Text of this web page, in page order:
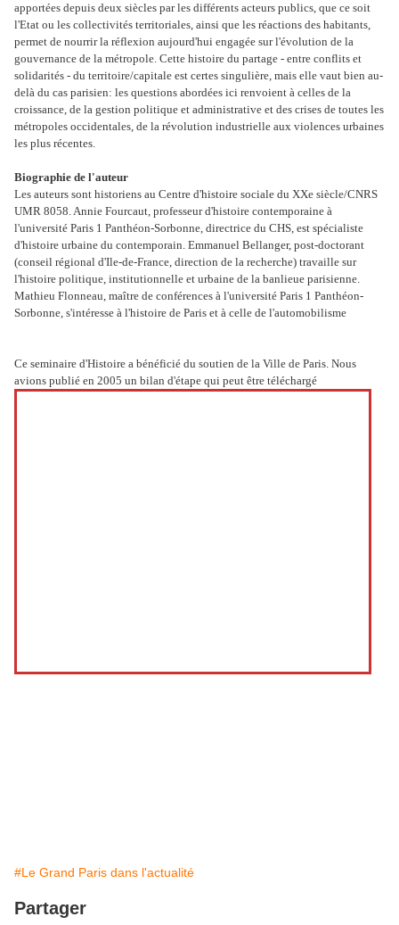
apportées depuis deux siècles par les différents acteurs publics, que ce soit
l'Etat ou les collectivités territoriales, ainsi que les réactions des habitants,
permet de nourrir la réflexion aujourd'hui engagée sur l'évolution de la
gouvernance de la métropole. Cette histoire du partage - entre conflits et
solidarités - du territoire/capitale est certes singulière, mais elle vaut bien au-
delà du cas parisien: les questions abordées ici renvoient à celles de la
croissance, de la gestion politique et administrative et des crises de toutes les
métropoles occidentales, de la révolution industrielle aux violences urbaines
les plus récentes.
Biographie de l'auteur
Les auteurs sont historiens au Centre d'histoire sociale du XXe siècle/CNRS
UMR 8058. Annie Fourcaut, professeur d'histoire contemporaine à
l'université Paris 1 Panthéon-Sorbonne, directrice du CHS, est spécialiste
d'histoire urbaine du contemporain. Emmanuel Bellanger, post-doctorant
(conseil régional d'Ile-de-France, direction de la recherche) travaille sur
l'histoire politique, institutionnelle et urbaine de la banlieue parisienne.
Mathieu Flonneau, maître de conférences à l'université Paris 1 Panthéon-
Sorbonne, s'intéresse à l'histoire de Paris et à celle de l'automobilisme
Ce seminaire d'Histoire a bénéficié du soutien de la Ville de Paris. Nous
avions publié en 2005 un bilan d'étape qui peut être téléchargé
#Le Grand Paris dans l'actualité
Partager